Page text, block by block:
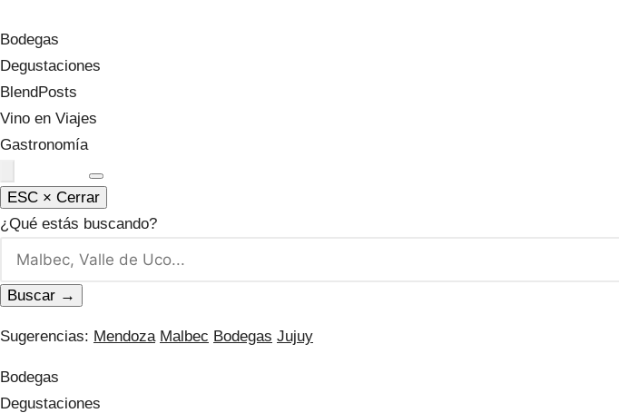
Bodegas
Degustaciones
BlendPosts
Vino en Viajes
Gastronomía
ESC × Cerrar
¿Qué estás buscando?
Buscar →
Sugerencias: Mendoza Malbec Bodegas Jujuy
Bodegas
Degustaciones